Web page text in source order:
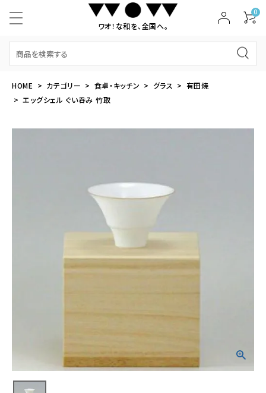
ワオ！な和を、全国へ。
0
HOME カテゴリー 食卓・キッチン グラス
有田焼
エッグシェル ぐい呑み 竹取